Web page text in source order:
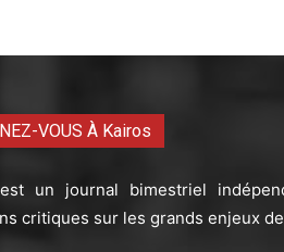
VOUS À Kairos
un journal bimestriel
critiques sur les grands enjeux